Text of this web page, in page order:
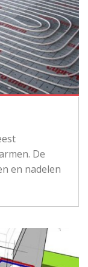
De
en nadelen